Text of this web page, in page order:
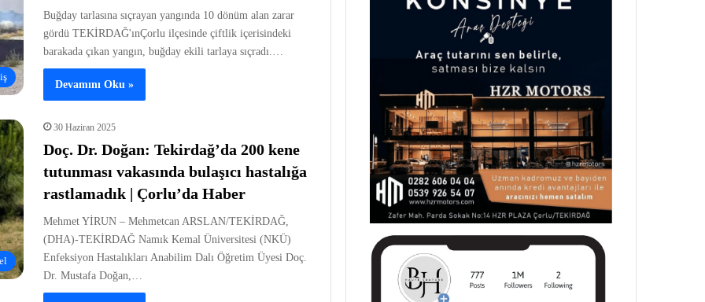
Buğday tarlasına sıçrayan yangında 10 dönüm alan zarar
gördü TEKİRDAĞ'ınÇorlu ilçesinde çiftlik içerisindeki
barakada çıkan yangın, buğday ekili tarlaya sıçradı.…
Devamını Oku »
30 Haziran 2025
Doç. Dr. Doğan: Tekirdağ’da 200 kene
tutunması vakasında bulaşıcı hastalığa
rastlamadık | Çorlu’da Haber
Mehmet YİRUN – Mehmetcan ARSLAN/TEKİRDAĞ,
(DHA)-TEKİRDAĞ Namık Kemal Üniversitesi (NKÜ)
Enfeksiyon Hastalıkları Anabilim Dalı Öğretim Üyesi Doç.
Dr. Mustafa Doğan,…